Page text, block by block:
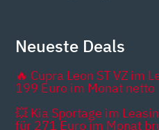
Neueste Deals
🔥 Cupra Leon ST VZ im
199 Euro im Monat netto
💥 Kia Sportage im
für 271 Euro im Monat